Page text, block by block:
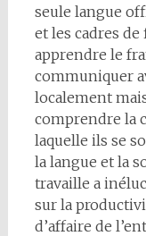
seule langue
et les cadres
apprendre le
communiquer
localement
comprendre la
laquelle ils se
la langue et la
travaille a
sur la
d’affaire de